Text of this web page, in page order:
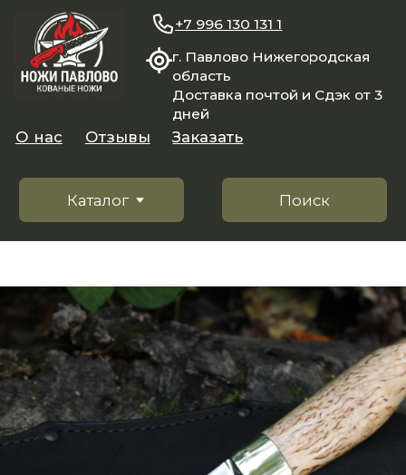
область
Доставка почтой и Сдэк от 3
Поиск
Каталог
Заказать
+7 996 130 131 1